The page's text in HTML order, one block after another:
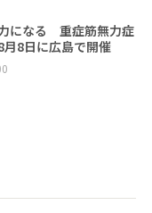
になる 重症筋無力症
月8日に広島で開催